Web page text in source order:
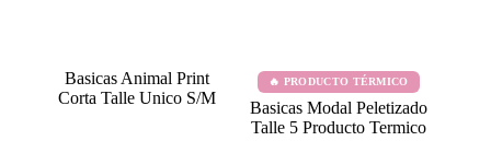
Basicas Animal Print
Corta Talle Unico S/M
🔥 PRODUCTO TÉRMICO
Basicas Modal Peletizado
Talle 5 Producto Termico